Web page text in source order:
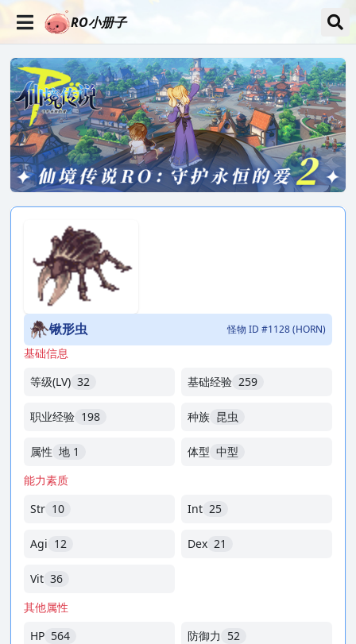
RO小册子
锹形虫 怪物 ID #1128 (HORN)
基础信息
等级(LV) 32 基础经验 259
职业经验 198 种族 昆虫
属性 地 1 体型 中型
能力素质
Str 10 Int 25
Agi 12 Dex 21
Vit 36
其他属性
HP 564 防御力 52